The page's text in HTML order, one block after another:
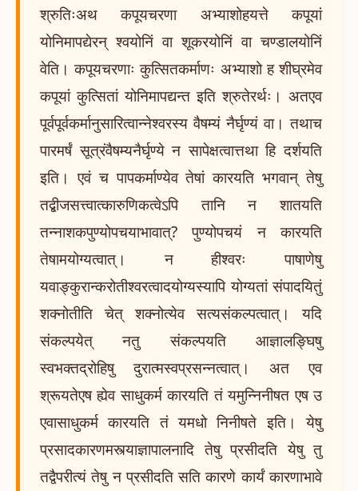
श्रुतिःअथ कपूयचरणा अभ्याशोहयत्ते कपूयां
योनिमापद्येरन् श्वयोनिं वा शूकरयोनिं वा चण्डालयोनिं
वेति। कपूयचरणाः कुत्सितकर्माणः अभ्याशो ह शीघ्रमेव
कपूयां कुत्सितां योनिमापद्यन्त इति श्रुतेरर्थः। अतएव
पूर्वपूर्वकर्मानुसारित्वान्नेश्वरस्य वैषम्यं नैर्घृण्यं वा। तथाच
पारमर्षं सूत्रंवैषम्यनैर्घृण्ये न सापेक्षत्वात्तथा हि दर्शयति
इति। एवं च पापकर्माण्येव तेषां कारयति भगवान् तेषु
तद्बीजसत्त्वात्कारुणिकत्वेऽपि तानि न शातयति
तन्नाशकपुण्योपचयाभावात्? पुण्योपचयं न कारयति
तेषामयोग्यत्वात्। न हीश्वरः पाषाणेषु
यवाङ्कुरान्करोतीश्वरत्वादयोग्यस्यापि योग्यतां संपादयितुं
शक्नोतीति चेत् शक्नोत्येव सत्यसंकल्पत्वात्। यदि
संकल्पयेत् नतु संकल्पयति आज्ञालङ्घिषु
स्वभक्तद्रोहिषु दुरात्मस्वप्रसन्नत्वात्। अत एव
श्रूयतेएष ह्येव साधुकर्म कारयति तं यमुन्निनीषत एष उ
एवासाधुकर्म कारयति तं यमधो निनीषते इति। येषु
प्रसादकारणमस्त्याज्ञापालनादि तेषु प्रसीदति येषु तु
तद्वैपरीत्यं तेषु न प्रसीदति सति कारणे कार्यं कारणाभावे